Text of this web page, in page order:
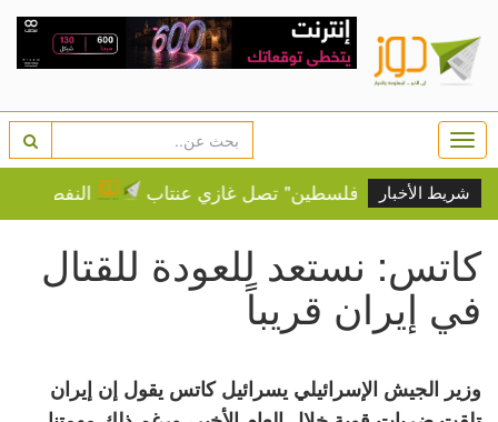
شريط الأخبار
"قافلة فلسطين" تصل غازي عنتاب النفط يرتفع
كاتس: نستعد للعودة للقتال
في إيران قريباً
وزير الجيش الإسرائيلي يسرائيل كاتس يقول إن إيران